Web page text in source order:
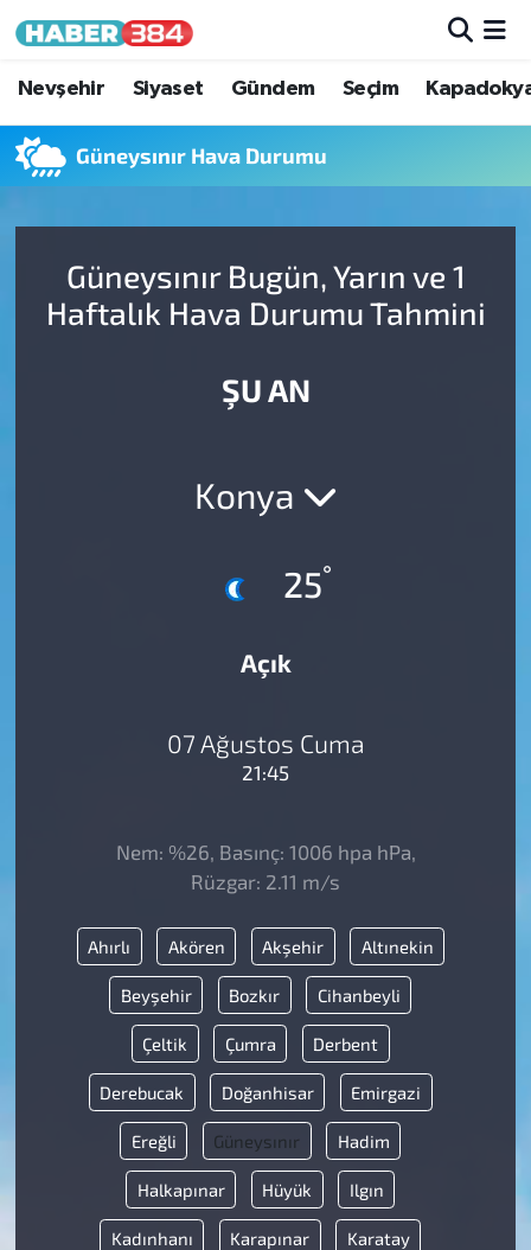
Nevşehir Siyaset Gündem Seçim
Güneysınır Hava Durumu
Güneysınır Bugün, Yarın ve 1
Haftalık Hava Durumu Tahmini
ŞU AN
Konya
25°
Açık
07 Ağustos Cuma
21:45
Nem: %26, Basınç: 1006 hpa hPa,
Rüzgar: 2.11 m/s
Ahırlı Akören Akşehir Altınekin
Beyşehir Bozkır Cihanbeyli
Çeltik Çumra Derbent
Derebucak Doğanhisar Emirgazi
Ereğli Güneysınır Hadim
Halkapınar Hüyük Ilgın
Kadınhanı Karapınar Karatay
Nöbetçi Eczaneler
Hava Durumu
Süper Lig Puan Durumu ve Fikstür
Tüm Manşetler
Son Dakika Haberleri